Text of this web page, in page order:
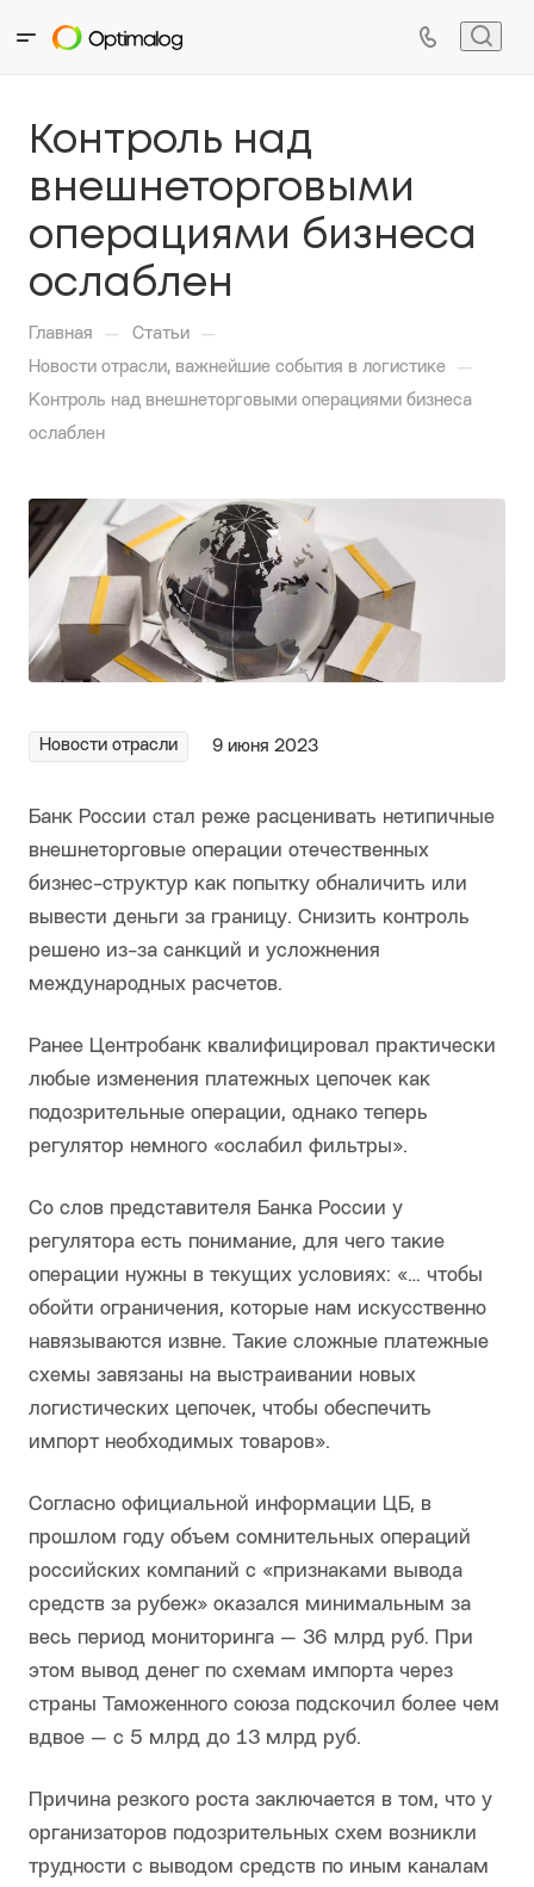
Контроль над
внешнеторговыми
операциями бизнеса
ослаблен
Главная — Статьи —
Новости отрасли, важнейшие события в логистике —
Контроль над внешнеторговыми операциями бизнеса
ослаблен
Новости отрасли 9 июня 2023
Банк России стал реже расценивать нетипичные
внешнеторговые операции отечественных
бизнес-структур как попытку обналичить или
вывести деньги за границу. Снизить контроль
решено из-за санкций и усложнения
международных расчетов.
Ранее Центробанк квалифицировал практически
любые изменения платежных цепочек как
подозрительные операции, однако теперь
регулятор немного «ослабил фильтры».
Со слов представителя Банка России у
регулятора есть понимание, для чего такие
операции нужны в текущих условиях: «… чтобы
обойти ограничения, которые нам искусственно
навязываются извне. Такие сложные платежные
схемы завязаны на выстраивании новых
логистических цепочек, чтобы обеспечить
импорт необходимых товаров».
Согласно официальной информации ЦБ, в
прошлом году объем сомнительных операций
российских компаний с «признаками вывода
средств за рубеж» оказался минимальным за
весь период мониторинга — 36 млрд руб. При
этом вывод денег по схемам импорта через
страны Таможенного союза подскочил более чем
вдвое — с 5 млрд до 13 млрд руб.
Причина резкого роста заключается в том, что у
организаторов подозрительных схем возникли
трудности с выводом средств по иным каналам